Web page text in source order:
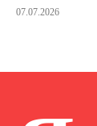
07.07.2026